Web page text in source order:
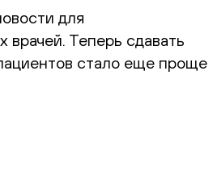
для
врачей. Теперь сдавать
стало еще проще